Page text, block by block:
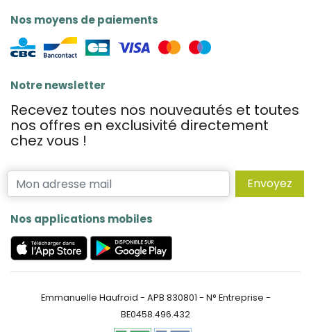
Nos moyens de paiements
Notre newsletter
Recevez toutes nos nouveautés et toutes
nos offres en exclusivité directement
chez vous !
Envoyez
Nos applications mobiles
Emmanuelle Haufroid - APB 830801 - N° Entreprise -
BE0458.496.432